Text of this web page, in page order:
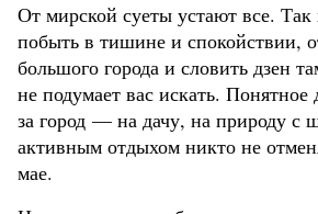
От мирской суеты устают все. Так
побыть в тишине и спокойствии,
большого города и словить дзен
не подумает вас искать. Понятное
за город — на дачу, на природу с
активным отдыхом никто не
мае.